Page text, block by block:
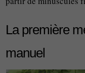
La première
manuel